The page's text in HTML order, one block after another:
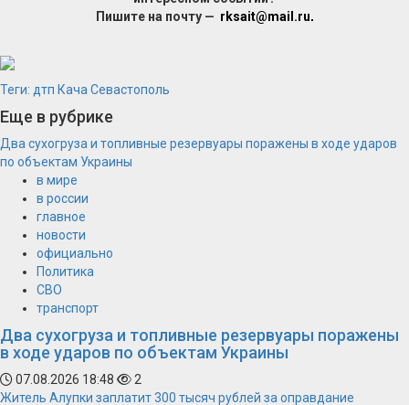
Пишите на почту — rksait@mail.ru.
Теги: дтп Кача Севастополь
Еще в рубрике
Два сухогруза и топливные резервуары поражены в ходе ударов
по объектам Украины
в мире
в россии
главное
новости
официально
Политика
СВО
транспорт
Два сухогруза и топливные резервуары поражены
в ходе ударов по объектам Украины
07.08.2026 18:48
2
Житель Алупки заплатит 300 тысяч рублей за оправдание